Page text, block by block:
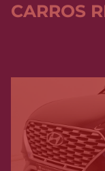
CARROS